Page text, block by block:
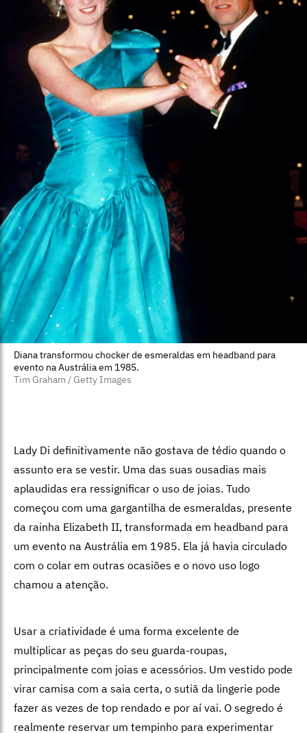
Diana transformou chocker de esmeraldas em headband para
evento na Austrália em 1985.
Tim Graham / Getty Images
Lady Di definitivamente não gostava de tédio quando o
assunto era se vestir. Uma das suas ousadias mais
aplaudidas era ressignificar o uso de joias. Tudo
começou com uma gargantilha de esmeraldas, presente
da rainha Elizabeth II, transformada em headband para
um evento na Austrália em 1985. Ela já havia circulado
com o colar em outras ocasiões e o novo uso logo
chamou a atenção.
Usar a criatividade é uma forma excelente de
multiplicar as peças do seu guarda-roupas,
principalmente com joias e acessórios. Um vestido pode
virar camisa com a saia certa, o sutiã da lingerie pode
fazer as vezes de top rendado e por aí vai. O segredo é
realmente reservar um tempinho para experimentar